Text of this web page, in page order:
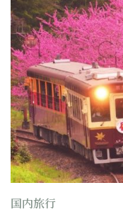
国内旅行